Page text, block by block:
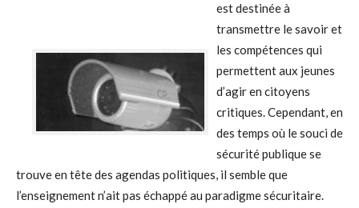
est destinée à
transmettre le savoir et
les compétences qui
permettent aux jeunes
d’agir en citoyens
critiques. Cependant, en
des temps où le souci de
sécurité publique se
trouve en tête des agendas politiques, il semble que
l’enseignement n’ait pas échappé au paradigme sécuritaire.